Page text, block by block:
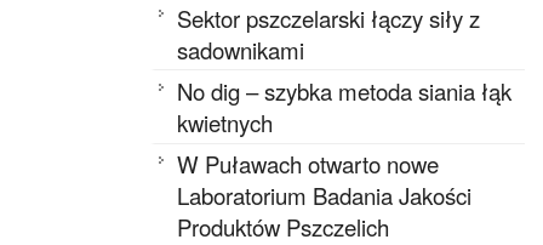
Sektor pszczelarski łączy siły z
sadownikami
No dig – szybka metoda siania łąk
kwietnych
W Puławach otwarto nowe
Laboratorium Badania Jakości
Produktów Pszczelich